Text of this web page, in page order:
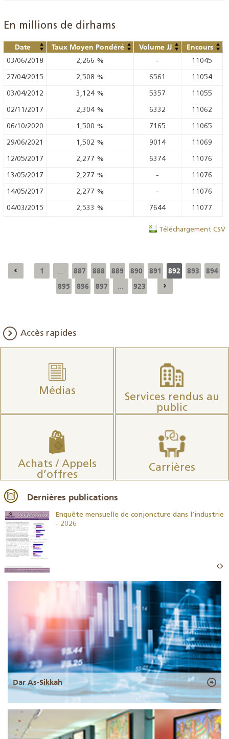
En millions de dirhams
Date Taux Moyen Pondéré Volume JJ Encours
03/06/2018 2,266 % - 11045
27/04/2015 2,508 % 6561 11054
03/04/2012 3,124 % 5357 11055
02/11/2017 2,304 % 6332 11062
06/10/2020 1,500 % 7165 11065
29/06/2021 1,502 % 9014 11069
12/05/2017 2,277 % 6374 11076
13/05/2017 2,277 % - 11076
14/05/2017 2,277 % - 11076
04/03/2015 2,533 % 7644 11077
Téléchargement CSV
1 887 888 889 890 891 892 893
894
895
896 897 923
Accès rapides
Médias
Services rendus au
public
Achats / Appels
d’offres
Carrières
Dernières publications
Enquête mensuelle de conjoncture dans l’industrie
- 2026
Dar As-Sikkah